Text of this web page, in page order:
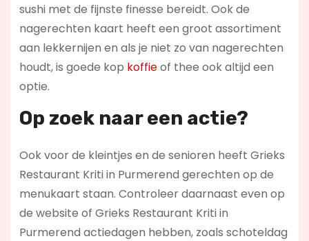
sushi met de fijnste finesse bereidt. Ook de
nagerechten kaart heeft een groot assortiment
aan lekkernijen en als je niet zo van nagerechten
houdt, is goede kop koffieof thee ook altijd een
optie.
Op zoek naar een actie?
Ook voor de kleintjes en de senioren heeft Grieks
Restaurant Kriti in Purmerend gerechten op de
menukaart staan. Controleer daarnaast even op
de website of Grieks Restaurant Kriti in
Purmerend actiedagen hebben, zoals schoteldag